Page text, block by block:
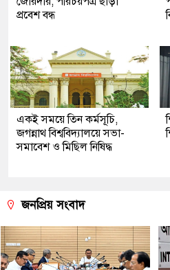
প্রবেশ বন্ধ
একই সময়ে তিন কর্মসূচি,
জগন্নাথ বিশ্ববিদ্যালয়ে সভা-
সমাবেশ ও মিছিল নিষিদ্ধ
জনপ্রিয় সংবাদ